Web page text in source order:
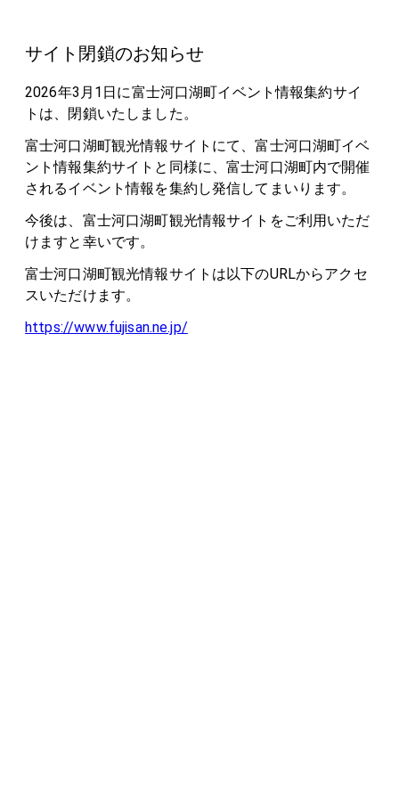
サイト閉鎖のお知らせ
2026年3月1日に富士河口湖町イベント情報集約サイ
トは、閉鎖いたしました。
富士河口湖町観光情報サイトにて、富士河口湖町イベ
ント情報集約サイトと同様に、富士河口湖町内で開催
されるイベント情報を集約し発信してまいります。
今後は、富士河口湖町観光情報サイトをご利用いただ
けますと幸いです。
富士河口湖町観光情報サイトは以下のURLからアクセ
スいただけます。
https://www.fujisan.ne.jp/